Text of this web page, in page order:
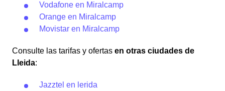
Vodafone en Miralcamp
Orange en Miralcamp
Movistar en Miralcamp
Consulte las tarifas y ofertas en otras ciudades de
Lleida:
Jazztel en lerida